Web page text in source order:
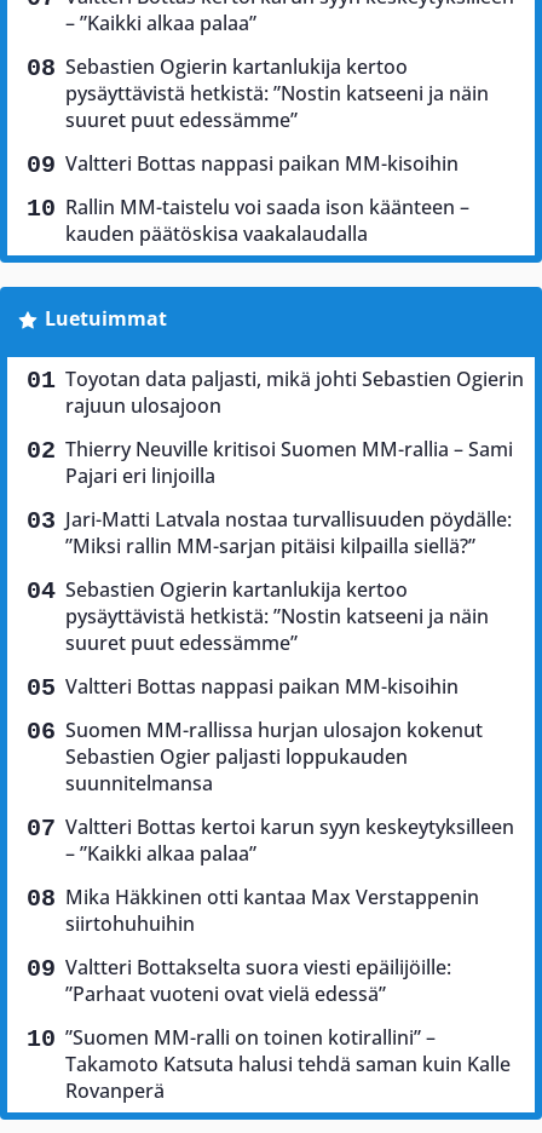
– ”Kaikki alkaa palaa”
Sebastien Ogierin kartanlukija kertoo
pysäyttävistä hetkistä: ”Nostin katseeni ja näin
suuret puut edessämme”
Valtteri Bottas nappasi paikan MM-kisoihin
Rallin MM-taistelu voi saada ison käänteen –
kauden päätöskisa vaakalaudalla
Luetuimmat
Toyotan data paljasti, mikä johti Sebastien Ogierin
rajuun ulosajoon
Thierry Neuville kritisoi Suomen MM-rallia – Sami
Pajari eri linjoilla
Jari-Matti Latvala nostaa turvallisuuden pöydälle:
”Miksi rallin MM-sarjan pitäisi kilpailla siellä?”
Sebastien Ogierin kartanlukija kertoo
pysäyttävistä hetkistä: ”Nostin katseeni ja näin
suuret puut edessämme”
Valtteri Bottas nappasi paikan MM-kisoihin
Suomen MM-rallissa hurjan ulosajon kokenut
Sebastien Ogier paljasti loppukauden
suunnitelmansa
Valtteri Bottas kertoi karun syyn keskeytyksilleen
– ”Kaikki alkaa palaa”
Mika Häkkinen otti kantaa Max Verstappenin
siirtohuhuihin
Valtteri Bottakselta suora viesti epäilijöille:
”Parhaat vuoteni ovat vielä edessä”
”Suomen MM-ralli on toinen kotirallini” –
Takamoto Katsuta halusi tehdä saman kuin Kalle
Rovanperä